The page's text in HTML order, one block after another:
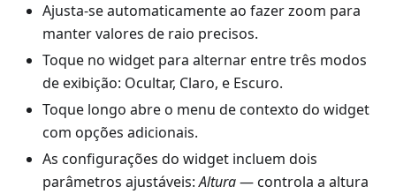
Ajusta-se automaticamente ao fazer zoom para
manter valores de raio precisos.
Toque no widget para alternar entre três modos
de exibição: Ocultar, Claro, e Escuro.
Toque longo abre o menu de contexto do widget
com opções adicionais.
As configurações do widget incluem dois
parâmetros ajustáveis:Altura— controla a altura